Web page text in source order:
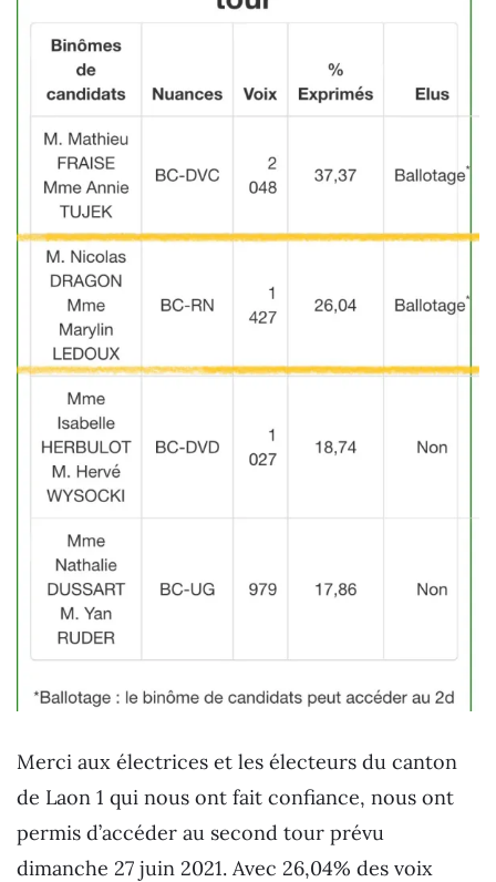
Merci aux électrices et les électeurs du canton
de Laon 1 qui nous ont fait confiance, nous ont
permis d’accéder au second tour prévu
dimanche 27 juin 2021. Avec 26,04% des voix